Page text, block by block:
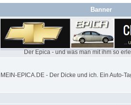
Banner
Der Epica - und was man mit ihm so
MEIN-EPICA.DE - Der Dicke und ich. Ein Auto-